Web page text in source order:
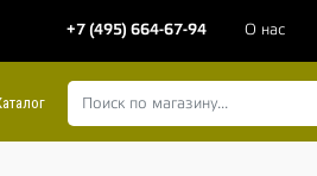
+7 (495) 664-67-94 О нас